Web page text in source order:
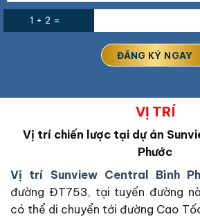
1 + 2 =
VỊ TRÍ
Vị trí chiến lược tại dự án
Phước
Vị trí Sunview Central Bình
đường ĐT753, tại tuyến đường
có thể di chuyển tới đường Cao